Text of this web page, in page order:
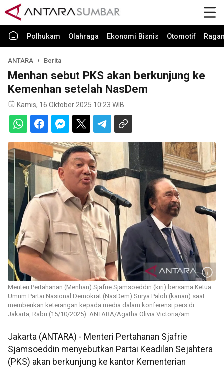
Polhukam Olahraga Ekonomi Bisnis Otomotif
ANTARA Berita
Menhan sebut PKS akan berkunjung ke
Kemenhan setelah NasDem
Kamis, 16 Oktober 2025 10:23 WIB
Menteri Pertahanan (Menhan) Sjafrie Sjamsoeddin (kiri) bersama Ketua
Umum Partai Nasional Demokrat (NasDem) Surya Paloh (kanan) saat
memberikan keterangan kepada media dalam konferensi pers di
Jakarta, Rabu (15/10/2025). ANTARA/Agatha Olivia Victoria/am.
Jakarta (ANTARA) - Menteri Pertahanan Sjafrie
Sjamsoeddin menyebutkan Partai Keadilan Sejahtera
(PKS) akan berkunjung ke kantor Kementerian